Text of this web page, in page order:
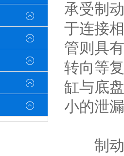
承受制
于连接
管则具
转向等
缸与底
小的泄
制动